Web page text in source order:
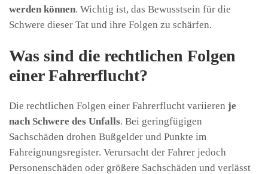
werden können. Wichtig ist, das Bewusstsein für die
Schwere dieser Tat und ihre Folgen zu schärfen.
Was sind die rechtlichen Folgen
einer Fahrerflucht?
Die rechtlichen Folgen einer Fahrerflucht variieren je
nach Schwere des Unfalls. Bei geringfügigen
Sachschäden drohen Bußgelder und Punkte im
Fahreignungsregister. Verursacht der Fahrer jedoch
Personenschäden oder größere Sachschäden und verlässt